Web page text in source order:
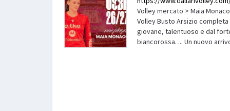
Volley mercato > Maia
Volley Busto Arsizio
giovane, talentuoso e dal
biancorossa. ... Un nuovo